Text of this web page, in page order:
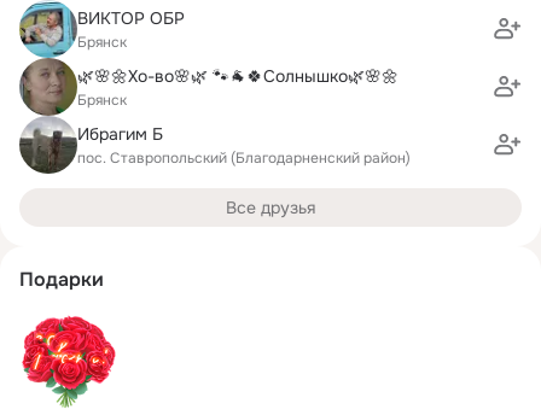
ВИКТОР ОБР
Брянск
🌿🌸🌼Хо-во🌸🌿 🐾🐐🍀Солнышко🌿🌸🌼
Брянск
Ибрагим Б
пос. Ставропольский (Благодарненский район)
Все друзья
Подарки